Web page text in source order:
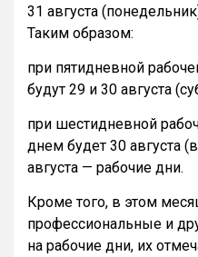
31 августа
Таким образом:
при пятидневной
будут 29 и 30 августа
при шестидневной
днем будет 30 августа
августа — рабочие дни.
Кроме того, в этом
профессиональные и
на рабочие дни, их